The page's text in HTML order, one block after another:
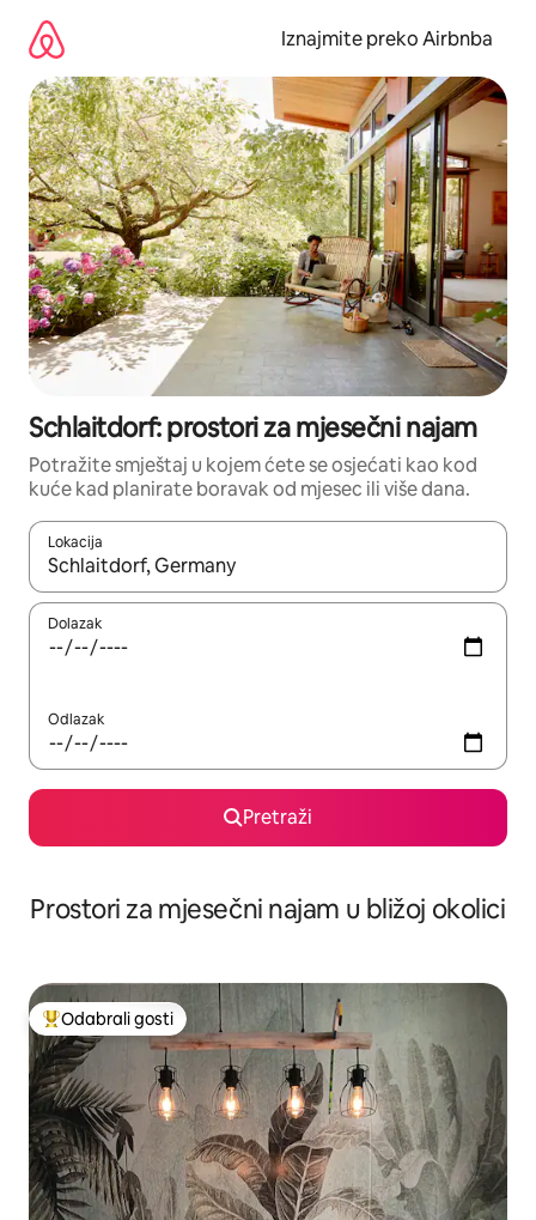
sadržaj
Iznajmite preko Airbnba
Schlaitdorf: prostori za mjesečni najam
Potražite smještaj u kojem ćete se osjećati kao kod
kuće kad planirate boravak od mjesec ili više dana.
Lokacija
Kada budu dostupni rezultati, moći ćete ih pregledati
Dolazak
Odlazak
Pretraži
Prostori za mjesečni najam u bližoj okolici
Među najviše rangiranima s oznakom „Odabrali gosti”
Odabrali gosti